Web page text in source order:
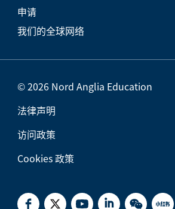
申请
我们的全球网络
© 2026 Nord Anglia Education
法律声明
访问政策
Cookies 政策